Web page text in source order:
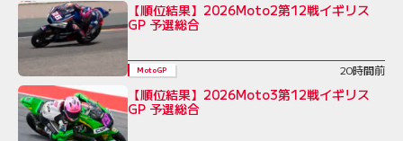
【順位結果】2026Moto2第12戦イギリス
GP 予選総合
MotoGP 20時間前
【順位結果】2026Moto3第12戦イギリス
GP 予選総合